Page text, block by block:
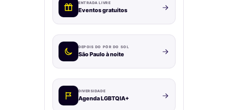
ENTRADA LIVRE
Eventos gratuitos
DEPOIS DO PÔR DO SOL
São Paulo à noite
DIVERSIDADE
Agenda LGBTQIA+